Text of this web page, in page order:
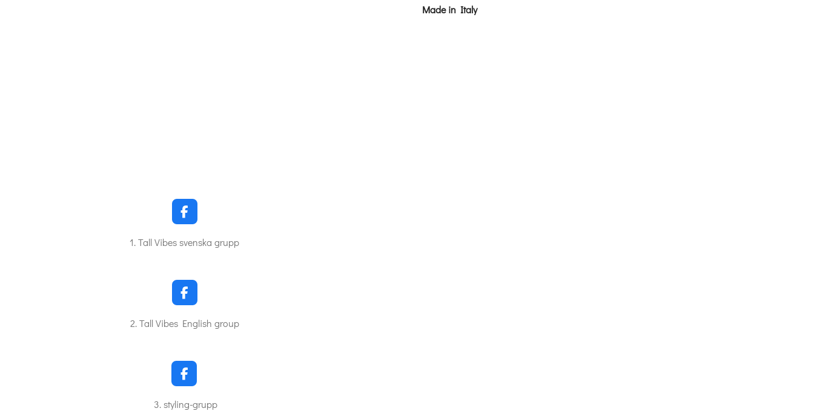
Made in Italy
F
a
c
o
k
1. Tall Vibes svenska grupp
F
a
c
o
k
2. Tall Vibes English group
F
a
c
3. styling-grupp